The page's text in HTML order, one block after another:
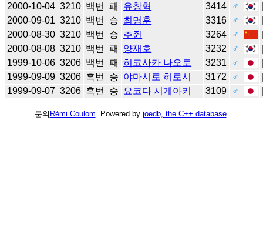
2000-10-04 3210 백번 패 유창혁 3414 ♂
2000-09-01 3210 백번 승 최명훈 3316 ♂
2000-08-30 3210 백번 승 추쥔 3264 ♂
2000-08-08 3210 백번 패 양재호 3232 ♂
1999-10-06 3206 백번 패 히코사카 나오토 3231 ♂
1999-09-09 3206 흑번 승 야마시로 히로시 3172 ♂
1999-09-07 3206 흑번 승 요코다 시게아키 3109 ♂
문의 Rémi Coulom . Powered by joedb, the C++ database.